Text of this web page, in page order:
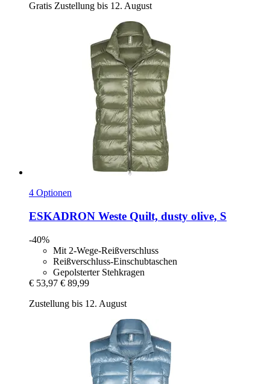
Gratis Zustellung bis 12. August
4 Optionen
ESKADRON Weste Quilt, dusty olive, S
-40%
Mit 2-Wege-Reißverschluss
Reißverschluss-Einschubtaschen
Gepolsterter Stehkragen
€ 53,97 € 89,99
Zustellung bis 12. August